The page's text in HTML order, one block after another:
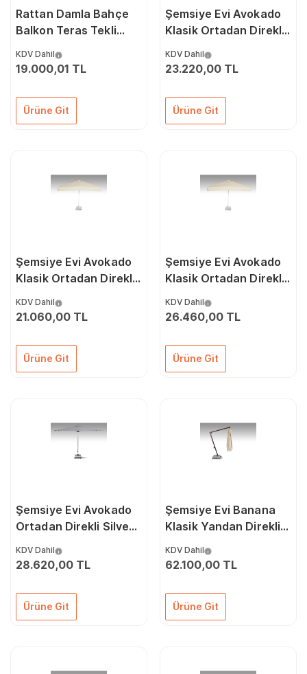
Rattan Damla Bahçe
Balkon Teras Tekli
KDV Dahil
19.000,01 TL
Ürüne Git
Şemsiye Evi Avokado
Klasik Ortadan Direkli
KDV Dahil
23.220,00 TL
Ürüne Git
Şemsiye Evi Avokado
Klasik Ortadan Direkli
KDV Dahil
21.060,00 TL
Ürüne Git
Şemsiye Evi Avokado
Klasik Ortadan Direkli
KDV Dahil
26.460,00 TL
Ürüne Git
Şemsiye Evi Avokado
Ortadan Direkli Silver
KDV Dahil
28.620,00 TL
Ürüne Git
Şemsiye Evi Banana
Klasik Yandan Direkli
KDV Dahil
62.100,00 TL
Ürüne Git